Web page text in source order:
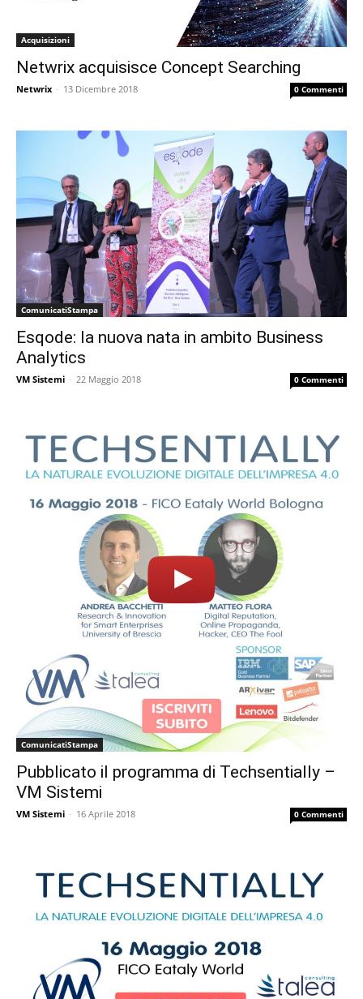
Acquisizioni
Netwrix acquisisce Concept Searching
Netwrix - 13 Dicembre 2018 0 Commenti
ComunicatiStampa
Esqode: la nuova nata in ambito Business
Analytics
VM Sistemi - 22 Maggio 2018 0 Commenti
ComunicatiStampa
Pubblicato il programma di Techsentially –
VM Sistemi
VM Sistemi - 16 Aprile 2018 0 Commenti